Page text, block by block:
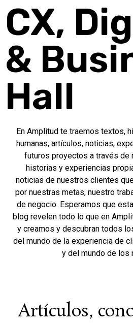
CX,
&
Hall
En Amplitud te traemos textos,
humanas, artículos, noticias,
futuros proyectos a través de
historias y experiencias
noticias de nuestros clientes
por nuestras metas, nuestro
de negocio. Esperamos que
blog revelen todo lo que en
y creamos y descubran todos
del mundo de la experiencia de
y del mundo de los
Artículos,